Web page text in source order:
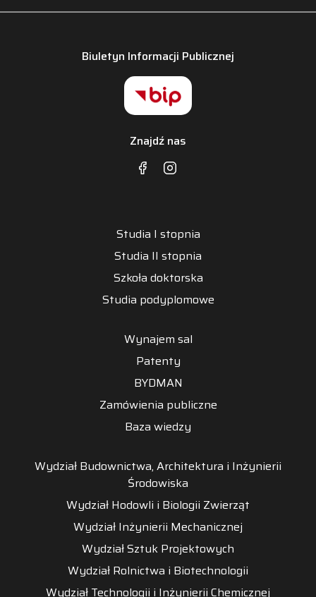
Biuletyn Informacji Publicznej
Znajdź nas
Studia I stopnia
Studia II stopnia
Szkoła doktorska
Studia podyplomowe
Wynajem sal
Patenty
BYDMAN
Zamówienia publiczne
Baza wiedzy
Wydział Budownictwa, Architektura i Inżynierii
Środowiska
Wydział Hodowli i Biologii Zwierząt
Wydział Inżynierii Mechanicznej
Wydział Sztuk Projektowych
Wydział Rolnictwa i Biotechnologii
Wydział Technologii i Inżynierii Chemicznej